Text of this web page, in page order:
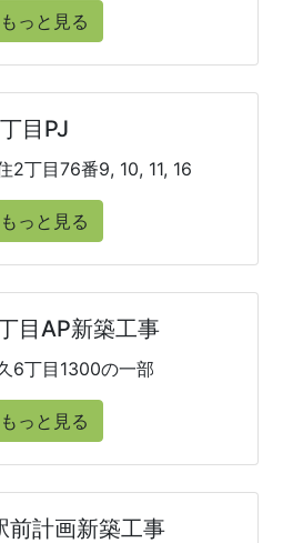
もっと見る
目PJ
2丁目76番9, 10, 11, 16
もっと見る
目AP新築工事
6丁目1300の一部
もっと見る
前計画新築工事